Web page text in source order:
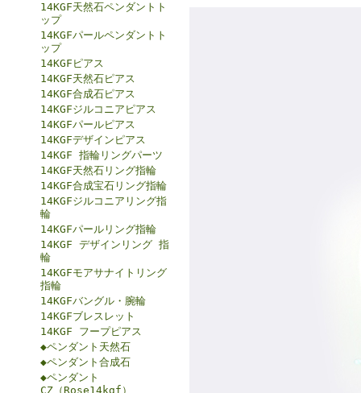
14KGF天然石ペンダントト
ップ
14KGFパールペンダントト
ップ
14KGFピアス
14KGF天然石ピアス
14KGF合成石ピアス
14KGFジルコニアピアス
14KGFパールピアス
14KGFデザインピアス
14KGF 指輪リングパーツ
14KGF天然石リング指輪
14KGF合成宝石リング指輪
14KGFジルコニアリング指
輪
14KGFパールリング指輪
14KGF デザインリング 指
輪
14KGFモアサナイトリング
指輪
14KGFバングル・腕輪
14KGFブレスレット
14KGF フープピアス
◆ペンダント天然石
◆ペンダント合成石
◆ペンダント
CZ（Rose14kgf）